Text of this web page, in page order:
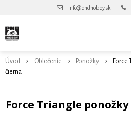
info@pndhobby.sk
Úvod Oblečenie Ponožky
Force
čierna
Force Triangle